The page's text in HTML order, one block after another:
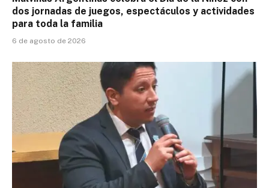
dos jornadas de juegos, espectáculos y actividades
para toda la familia
6 de agosto de 2026